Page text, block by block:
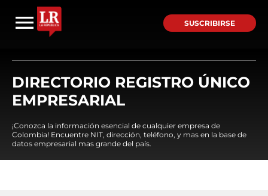
SUSCRIBIRSE
DIRECTORIO REGISTRO ÚNICO
EMPRESARIAL
¡Conozca la información esencial de cualquier empresa de
Colombia! Encuentre NIT, dirección, teléfono, y mas en la base de
datos empresarial mas grande del país.